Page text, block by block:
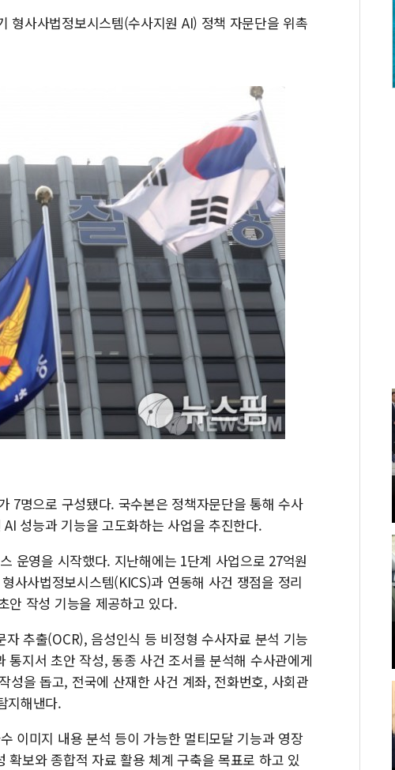
형사사법정보시스템(수사지원 AI) 정책 자문단을 위촉
7명으로 구성됐다. 국수본은 정책자문단을 통해 수사
성능과 기능을 고도화하는 사업을 추진한다.
운영을 시작했다. 지난해에는 1단계 사업으로 27억원
사사법정보시스템(KICS)과 연동해 사건 쟁점을 정리
안 작성 기능을 제공하고 있다.
추출(OCR), 음성인식 등 비정형 수사자료 분석 기능
지서 초안 작성, 동종 사건 조서를 분석해 수사관에게
성을 돕고, 전국에 산재한 사건 계좌, 전화번호, 사회관
지해낸다.
이미지 내용 분석 등이 가능한 멀티모달 기능과 영장
보와 종합적 자료 활용 체계 구축을 목표로 하고 있